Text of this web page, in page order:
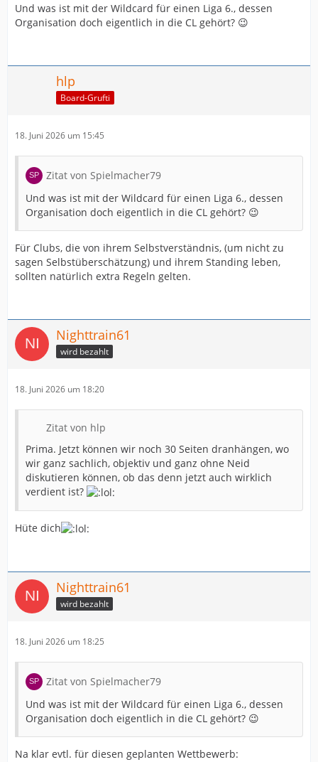
Und was ist mit der Wildcard für einen Liga 6., dessen
Organisation doch eigentlich in die CL gehört? 😉
hlp
Board-Grufti
18. Juni 2026 um 15:45
Zitat von Spielmacher79
Und was ist mit der Wildcard für einen Liga 6., dessen
Organisation doch eigentlich in die CL gehört? 😉
Für Clubs, die von ihrem Selbstverständnis, (um nicht zu
sagen Selbstüberschätzung) und ihrem Standing leben,
sollten natürlich extra Regeln gelten.
Nighttrain61
wird bezahlt
18. Juni 2026 um 18:20
Zitat von hlp
Prima. Jetzt können wir noch 30 Seiten dranhängen, wo
wir ganz sachlich, objektiv und ganz ohne Neid
diskutieren können, ob das denn jetzt auch wirklich
verdient ist?
Hüte dich
Nighttrain61
wird bezahlt
18. Juni 2026 um 18:25
Zitat von Spielmacher79
Und was ist mit der Wildcard für einen Liga 6., dessen
Organisation doch eigentlich in die CL gehört? 😉
Na klar evtl. für diesen geplanten Wettbewerb: